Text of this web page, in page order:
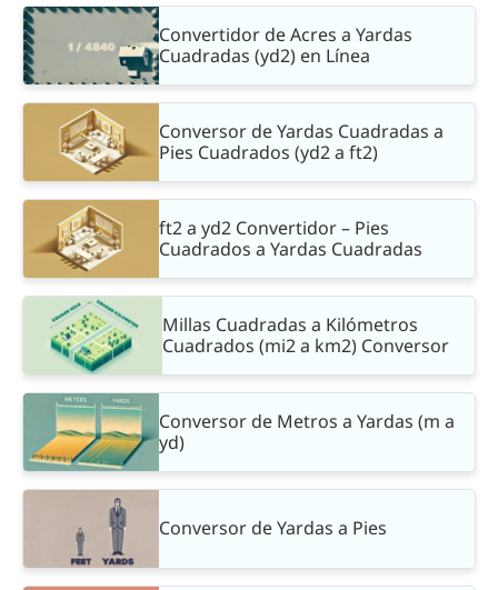
Convertidor de Acres a Yardas
Cuadradas (yd2) en Línea
Conversor de Yardas Cuadradas a
Pies Cuadrados (yd2 a ft2)
ft2 a yd2 Convertidor – Pies
Cuadrados a Yardas Cuadradas
Millas Cuadradas a Kilómetros
Cuadrados (mi2 a km2) Conversor
Conversor de Metros a Yardas (m a
yd)
Conversor de Yardas a Pies